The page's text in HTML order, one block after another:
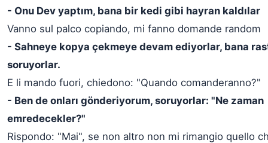
- Onu Dev yaptım, bana bir kedi gibi hayran kaldılar
Vanno sul palco copiando, mi fanno domande random
- Sahneye kopya çekmeye devam ediyorlar, bana
soruyorlar.
E li mando fuori, chiedono: "Quando comanderanno?"
- Ben de onları gönderiyorum, soruyorlar: "Ne zaman
emredecekler?"
Rispondo: "Mai", se non altro non mi rimangio quello